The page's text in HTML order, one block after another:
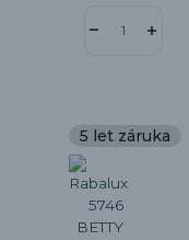
5 let záruka